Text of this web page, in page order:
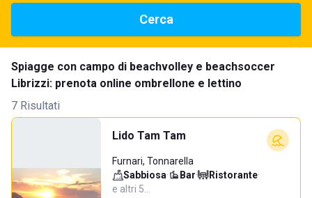
Cerca
Spiagge con campo di beachvolley e beachsoccer
Librizzi: prenota online ombrellone e lettino
7 Risultati
Lido Tam Tam
Furnari, Tonnarella
Sabbiosa· Bar· Ristorante·
e altri 5…